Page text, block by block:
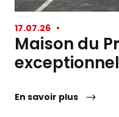
17.07.26 •
Maison du
En savoir plus